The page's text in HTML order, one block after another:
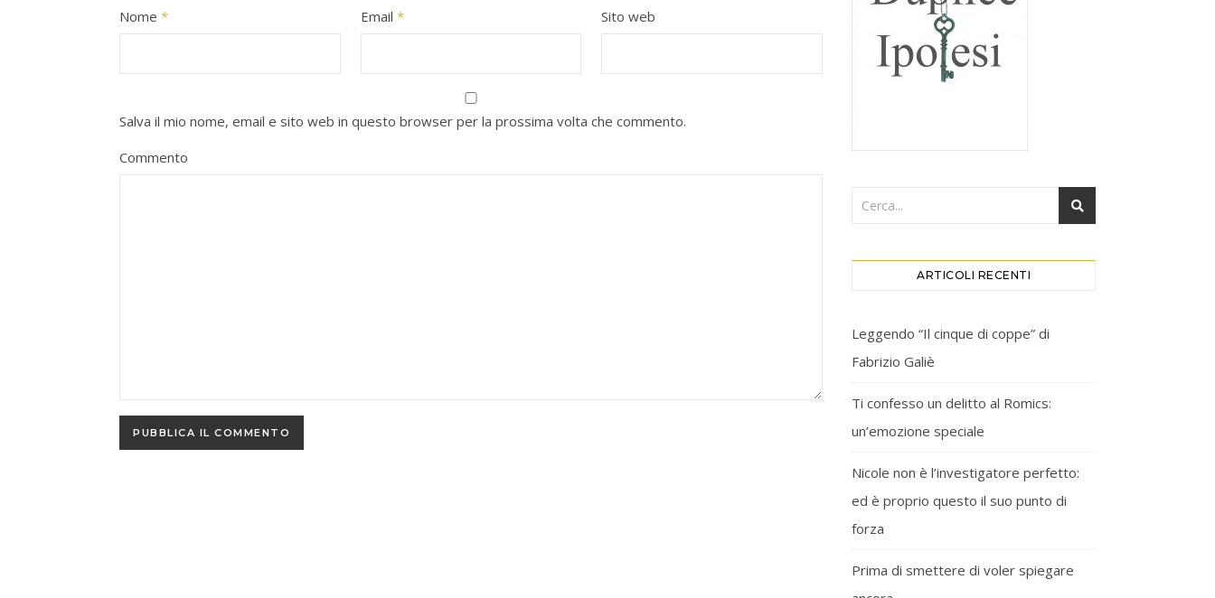
Nome * Email * Sito web
Salva il mio nome, email e sito web in questo browser per la prossima volta che commento.
Commento
ARTICOLI RECENTI
Leggendo “Il cinque di coppe” di
Fabrizio Galiè
Ti confesso un delitto al Romics:
un’emozione speciale
Nicole non è l’investigatore perfetto:
ed è proprio questo il suo punto di
forza
Prima di smettere di voler spiegare